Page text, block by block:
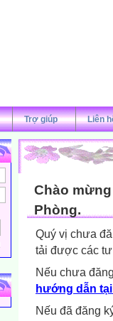
Trợ giúp Liên
Chào
Phòng.
Quý vị chưa
tải được các
Nếu chưa
hướng dẫn
Nếu đã đăng